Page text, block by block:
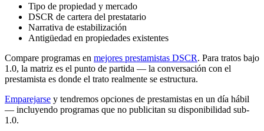
Tipo de propiedad y mercado
DSCR de cartera del prestatario
Narrativa de estabilización
Antigüedad en propiedades existentes
Compare programas en mejores prestamistas DSCR. Para tratos bajo
1.0, la matriz es el punto de partida — la conversación con el
prestamista es donde el trato realmente se estructura.
Emparejarse y tendremos opciones de prestamistas en un día hábil
— incluyendo programas que no publicitan su disponibilidad sub-
1.0.